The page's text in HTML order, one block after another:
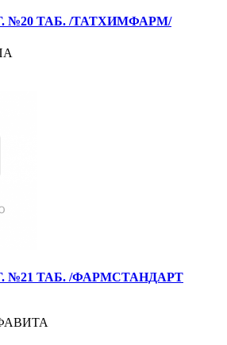
№20 ТАБ. /ТАТХИМФАРМ/
№21 ТАБ. /ФАРМСТАНДАРТ